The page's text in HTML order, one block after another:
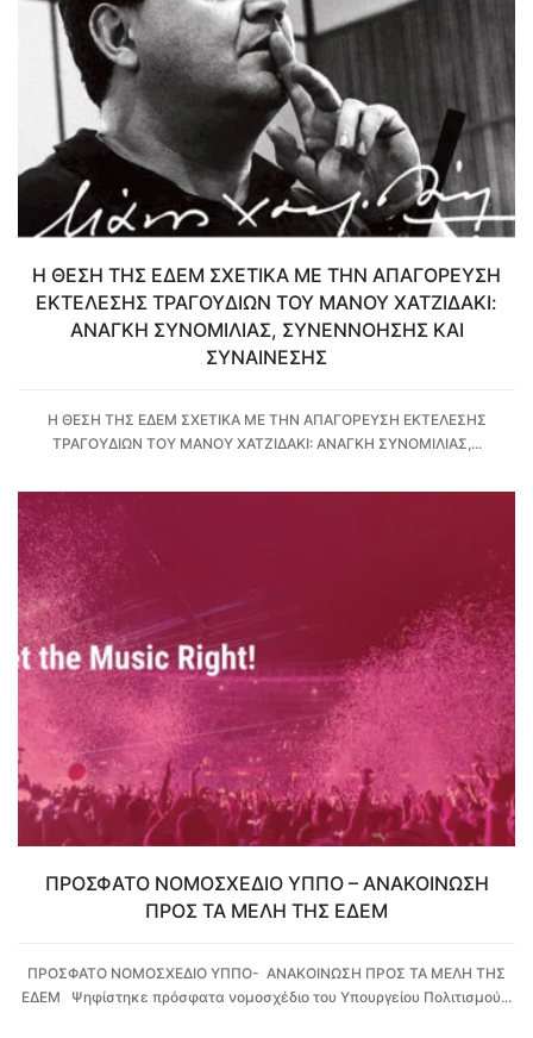
Η ΘΕΣΗ ΤΗΣ ΕΔΕΜ ΣΧΕΤΙΚΑ ΜΕ ΤΗΝ ΑΠΑΓΟΡΕΥΣΗ
ΕΚΤΕΛΕΣΗΣ ΤΡΑΓΟΥΔΙΩΝ ΤΟΥ ΜΑΝΟΥ ΧΑΤΖΙΔΑΚΙ:
ΑΝΑΓΚΗ ΣΥΝΟΜΙΛΙΑΣ, ΣΥΝΕΝΝΟΗΣΗΣ ΚΑΙ
ΣΥΝΑΙΝΕΣΗΣ
Η ΘΕΣΗ ΤΗΣ ΕΔΕΜ ΣΧΕΤΙΚΑ ΜΕ ΤΗΝ ΑΠΑΓΟΡΕΥΣΗ ΕΚΤΕΛΕΣΗΣ
ΤΡΑΓΟΥΔΙΩΝ ΤΟΥ ΜΑΝΟΥ ΧΑΤΖΙΔΑΚΙ: ΑΝΑΓΚΗ ΣΥΝΟΜΙΛΙΑΣ,...
ΠΡΟΣΦΑΤΟ ΝΟΜΟΣΧΕΔΙΟ ΥΠΠΟ – ΑΝΑΚΟΙΝΩΣΗ
ΠΡΟΣ ΤΑ ΜΕΛΗ ΤΗΣ ΕΔΕΜ
ΠΡΟΣΦΑΤΟ ΝΟΜΟΣΧΕΔΙΟ ΥΠΠΟ- ΑΝΑΚΟΙΝΩΣΗ ΠΡΟΣ ΤΑ ΜΕΛΗ ΤΗΣ
ΕΔΕΜ Ψηφίστηκε πρόσφατα νομοσχέδιο του Υπουργείου Πολιτισμού...